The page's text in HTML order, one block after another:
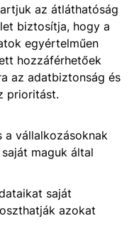
az átláthatóság
biztosítja, hogy a
egyértelműen
hozzáférhetőek
az adatbiztonság és
prioritást.
a vállalkozásoknak
maguk által
saját
azokat